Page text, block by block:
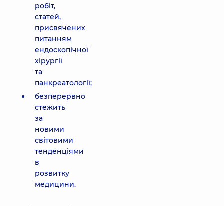
робіт,
статей,
присвячених
питанням
ендоскопічної
хірургії
та
панкреатології;
безперервно
стежить
за
новими
світовими
тенденціями
в
розвитку
медицини.